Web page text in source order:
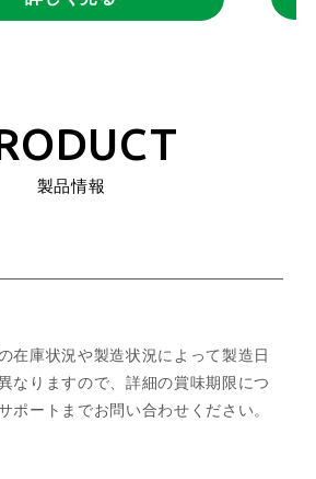
製品情報
在庫状況や製造状況によって製造日
なりますので、詳細の賞味期限につ
ポートまでお問い合わせください。